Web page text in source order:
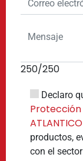
250/250
Declaro
Protección
ATLANTICO
productos,
con el